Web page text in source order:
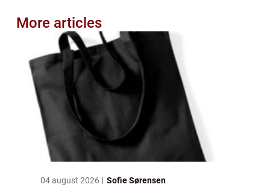
More articles
04 august 2026 Sofie Sørensen